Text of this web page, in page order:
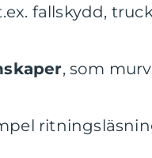
fallskydd,
, som